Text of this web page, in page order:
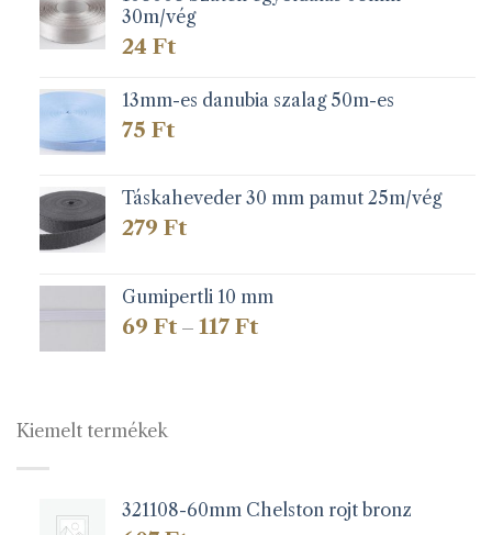
30m/vég
24 Ft
13mm-es danubia szalag 50m-es
75 Ft
Táskaheveder 30 mm pamut 25m/vég
279 Ft
Gumipertli 10 mm
69 Ft – 117 FtÁrtartomány:
Kiemelt termékek
321108-60mm Chelston rojt bronz